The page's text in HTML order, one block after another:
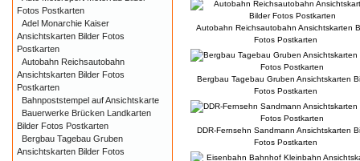
Autobahn Reichsautobahn Ansichtskarten
Fotos Postkarten
Bergbau Tagebau Gruben Ansichtskarten
Fotos Postkarten
DDR-Fernsehn Sandmann Ansichtskarten
Fotos Postkarten
Fotos Postkarten
Adel Monarchie Kaiser
Ansichtskarten Bilder Fotos
Postkarten
Autobahn Reichsautobahn
Ansichtskarten Bilder Fotos
Postkarten
Bahnpoststempel auf Ansichtskarte
Bauerwerke Brücken Landkarten
Bilder Fotos Postkarten
Bergbau Tagebau Gruben
Ansichtskarten Bilder Fotos